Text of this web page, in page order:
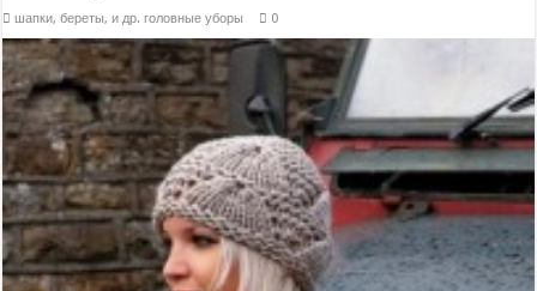
шапки, береты, и др. головные уборы 0